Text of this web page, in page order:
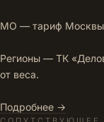
МО — тариф Москвы
Регионы — ТК
от веса.
Подробнее →